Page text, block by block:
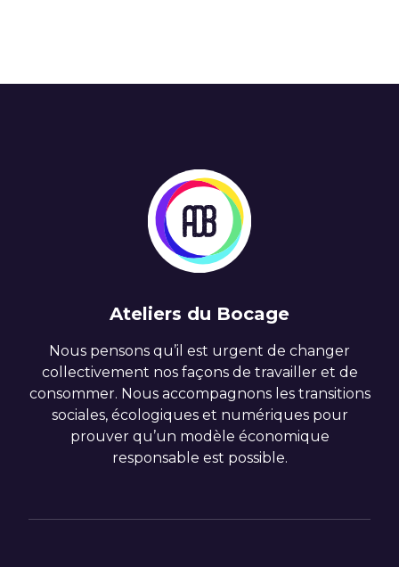
Ateliers du Bocage
Nous pensons qu’il est urgent de changer
collectivement nos façons de travailler et de
consommer. Nous accompagnons les transitions
sociales, écologiques et numériques pour
prouver qu’un modèle économique
responsable est possible.